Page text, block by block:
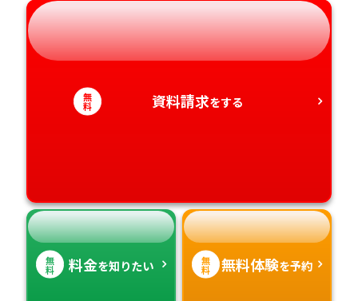
岐阜県
静岡県
愛知県
奈良県
和歌山県
山口県
徳島県
香川県
高知県
熊本県
大分県
宮崎県
沖縄県
無
料 資料請求をする
無
料 料金を知りたい 無
料 無料体験を予約